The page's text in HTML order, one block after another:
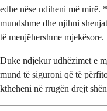
edhe nëse ndiheni më mirë.
mundshme dhe njihni
të menjëhershme mjekësore.
Duke ndjekur udhëzimet e
mund të siguroni që të
ktheheni në rrugën drejt